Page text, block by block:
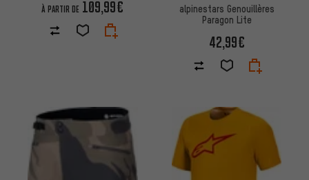
À PARTIR DE 109,99€
alpinestars Genouillères
Paragon Lite
42,99€